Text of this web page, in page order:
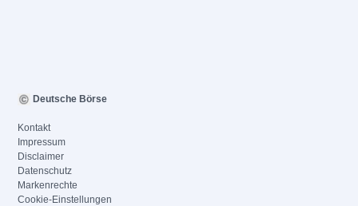
Deutsche Börse
Kontakt
Impressum
Disclaimer
Datenschutz
Markenrechte
Cookie-Einstellungen